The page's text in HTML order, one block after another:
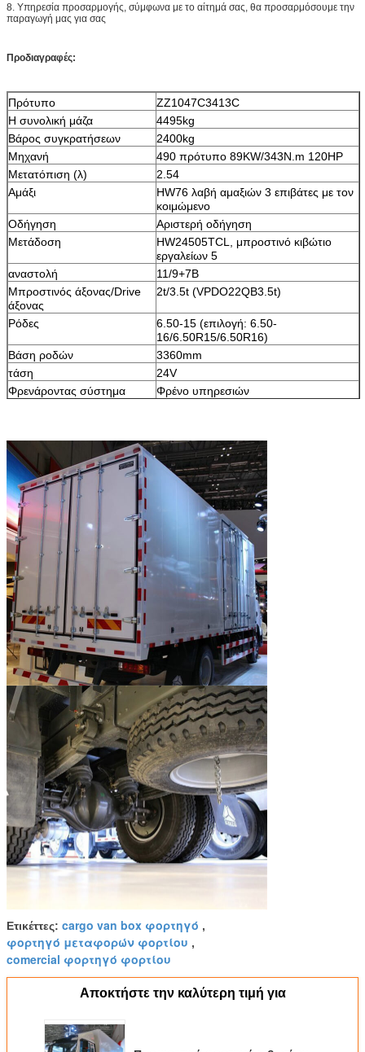
8. Υπηρεσία προσαρμογής, σύμφωνα με το αίτημά σας, θα προσαρμόσουμε την
παραγωγή μας για σας
Προδιαγραφές:
Πρότυπο
ZZ1047C3413C
Η συνολική μάζα
4495kg
Βάρος συγκρατήσεων
2400kg
Μηχανή
490 πρότυπο 89KW/343N.m 120HP
Μετατόπιση (λ)
2.54
Αμάξι
HW76 λαβή αμαξιών 3 επιβάτες με τον
κοιμώμενο
Οδήγηση
Αριστερή οδήγηση
Μετάδοση
HW24505TCL, μπροστινό κιβώτιο
εργαλείων 5
αναστολή
11/9+7B
Μπροστινός άξονας/Drive
άξονας
2t/3.5t (VPDO22QB3.5t)
Ρόδες
6.50-15 (επιλογή: 6.50-
16/6.50R15/6.50R16)
Βάση ροδών
3360mm
τάση
24V
Φρενάροντας σύστημα
Φρένο υπηρεσιών
μπροστινή/οπίσθια
προεξοχή (χιλ.)
1160/1475
Φορτίο αξόνων (κλ)
1790/2795
Οπίσθια διαδρομή ροδών
Αριθμός άνοιξη
Μέγιστη ταχύτητα (km/h)
Van dimension (χιλ.)
4200*1810*400
πάτωμα2,5mm/side1.2mm
Γενικό μέγεθος
5995*1950*2450mm
Ετικέττες: cargo van box φορτηγό ,
φορτηγό μεταφορών φορτίου ,
comercial φορτηγό φορτίου
Αποκτήστε την καλύτερη τιμή για